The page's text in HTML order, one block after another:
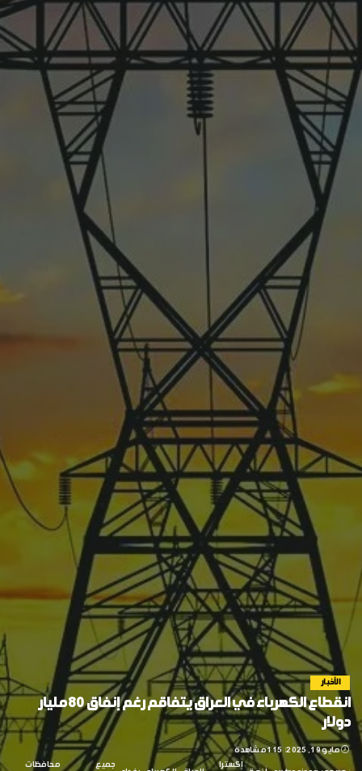
الأخبار
انقطاع الكهرباء في العراق يتفاقم رغم إنفاق 80 مليار
دولار
مايو 19, 2025 115 مشاهدة
إكسترا
جميع
محافظات